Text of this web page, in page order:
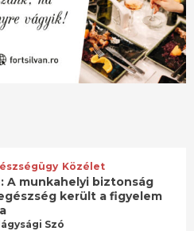
Közélet
A munkahelyi biztonság
került a figyelem
Szó